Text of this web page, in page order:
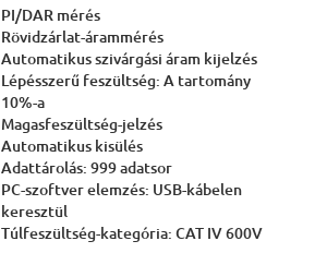
PI/DAR mérés
Rövidzárlat-árammérés
Automatikus szivárgási áram kijelzés
Lépésszerű feszültség: A tartomány
10%-a
Magasfeszültség-jelzés
Automatikus kisülés
Adattárolás: 999 adatsor
PC-szoftver elemzés: USB-kábelen
keresztül
Túlfeszültség-kategória: CAT IV 600V